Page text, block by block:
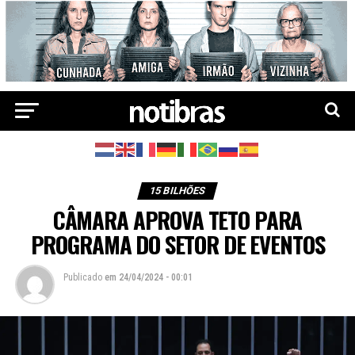
15 BILHÕES
CÂMARA APROVA TETO PARA
PROGRAMA DO SETOR DE EVENTOS
Publicado em 24/04/2024 - 00:01